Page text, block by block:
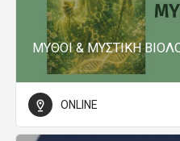
ΜΥΘΟΙ & ΜΥΣΤΙΚΗ
ONLINE